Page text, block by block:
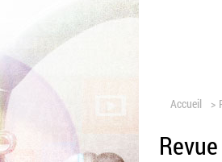
Accueil >